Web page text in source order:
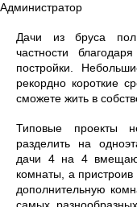
Администратор
Дачи из бруса
частности
постройки.
рекордно короткие
сможете жить в
Типовые проекты
разделить на
дачи 4 на 4
комнаты, а
дополнительную